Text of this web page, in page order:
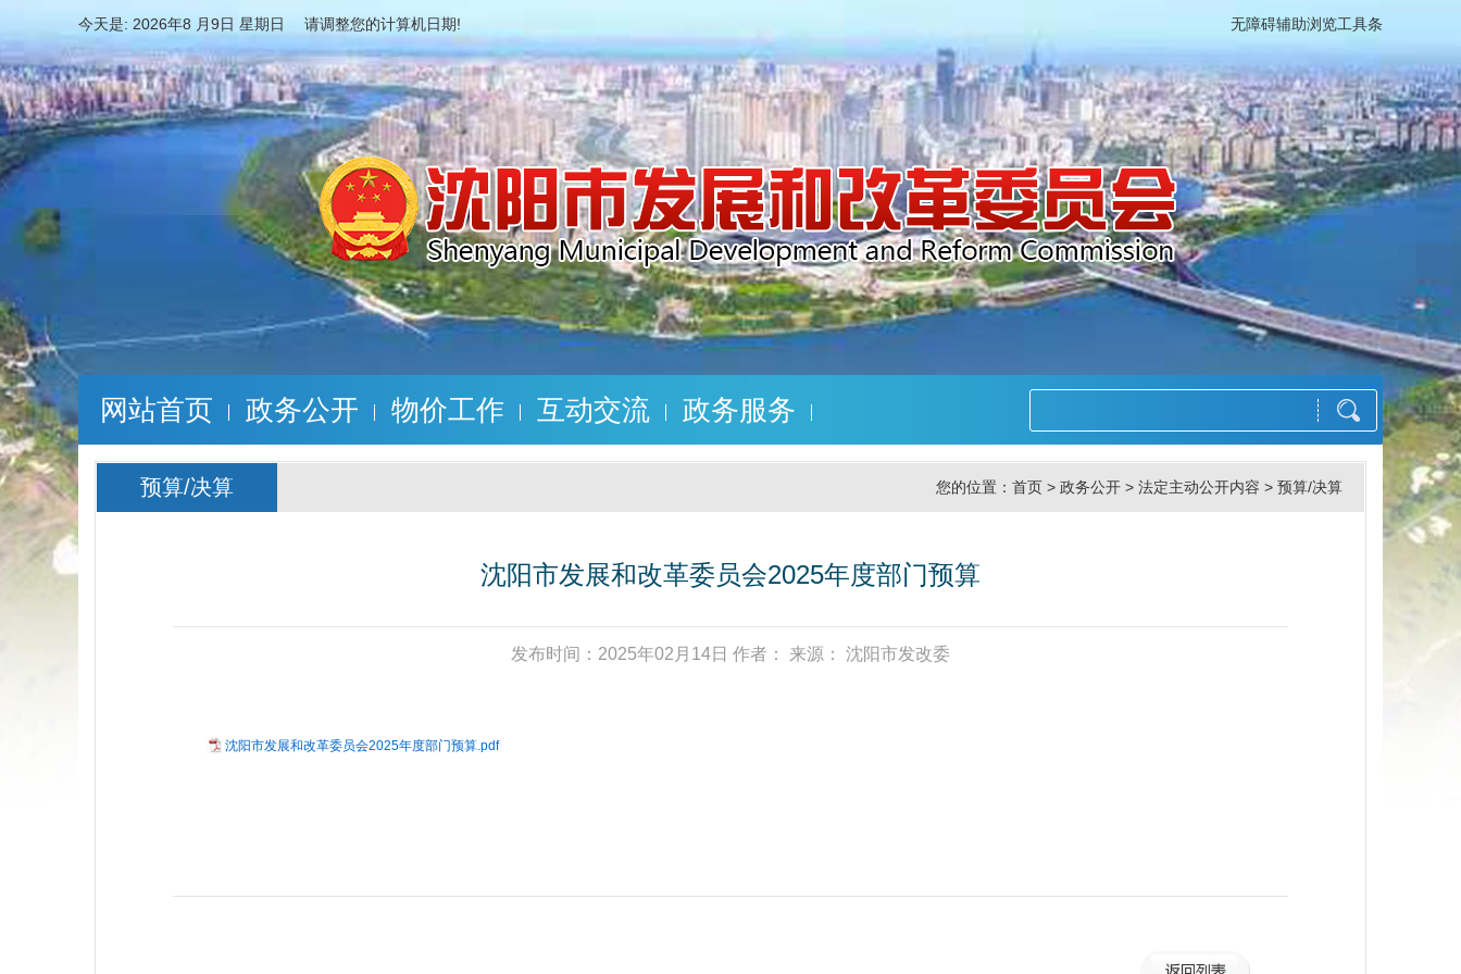
今天是: 2026年8 月9日 星期日 请调整您的计算机日期! 无障碍辅助浏览工具条
网站首页 政务公开 物价工作 互动交流 政务服务
预算/决算 您的位置： 首页 > 政务公开 > 法定主动公开内容 > 预算/决算
沈阳市发展和改革委员会2025年度部门预算
发布时间：2025年02月14日 作者： 来源： 沈阳市发改委
沈阳市发展和改革委员会2025年度部门预算.pdf